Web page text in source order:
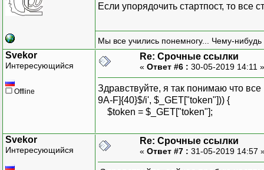
// проверка
throw new
}
// активируем
// ...
Если упорядочить стартпост, то все
Мы все учились понемногу... Чему-нибудь
Svekor
Интересующийся
Offline
Re: Срочные ссылки
« Ответ #6 : 30-05-2019 14:11
Здравствуйте, я так понимаю что
9A-F]{40}$/i', $_GET["token"])) {
$token = $_GET["token"];
Svekor
Интересующийся
Re: Срочные ссылки
« Ответ #7 : 31-05-2019 14:57